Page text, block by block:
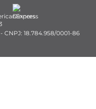
CNPJ: 18.784.958/0001-86